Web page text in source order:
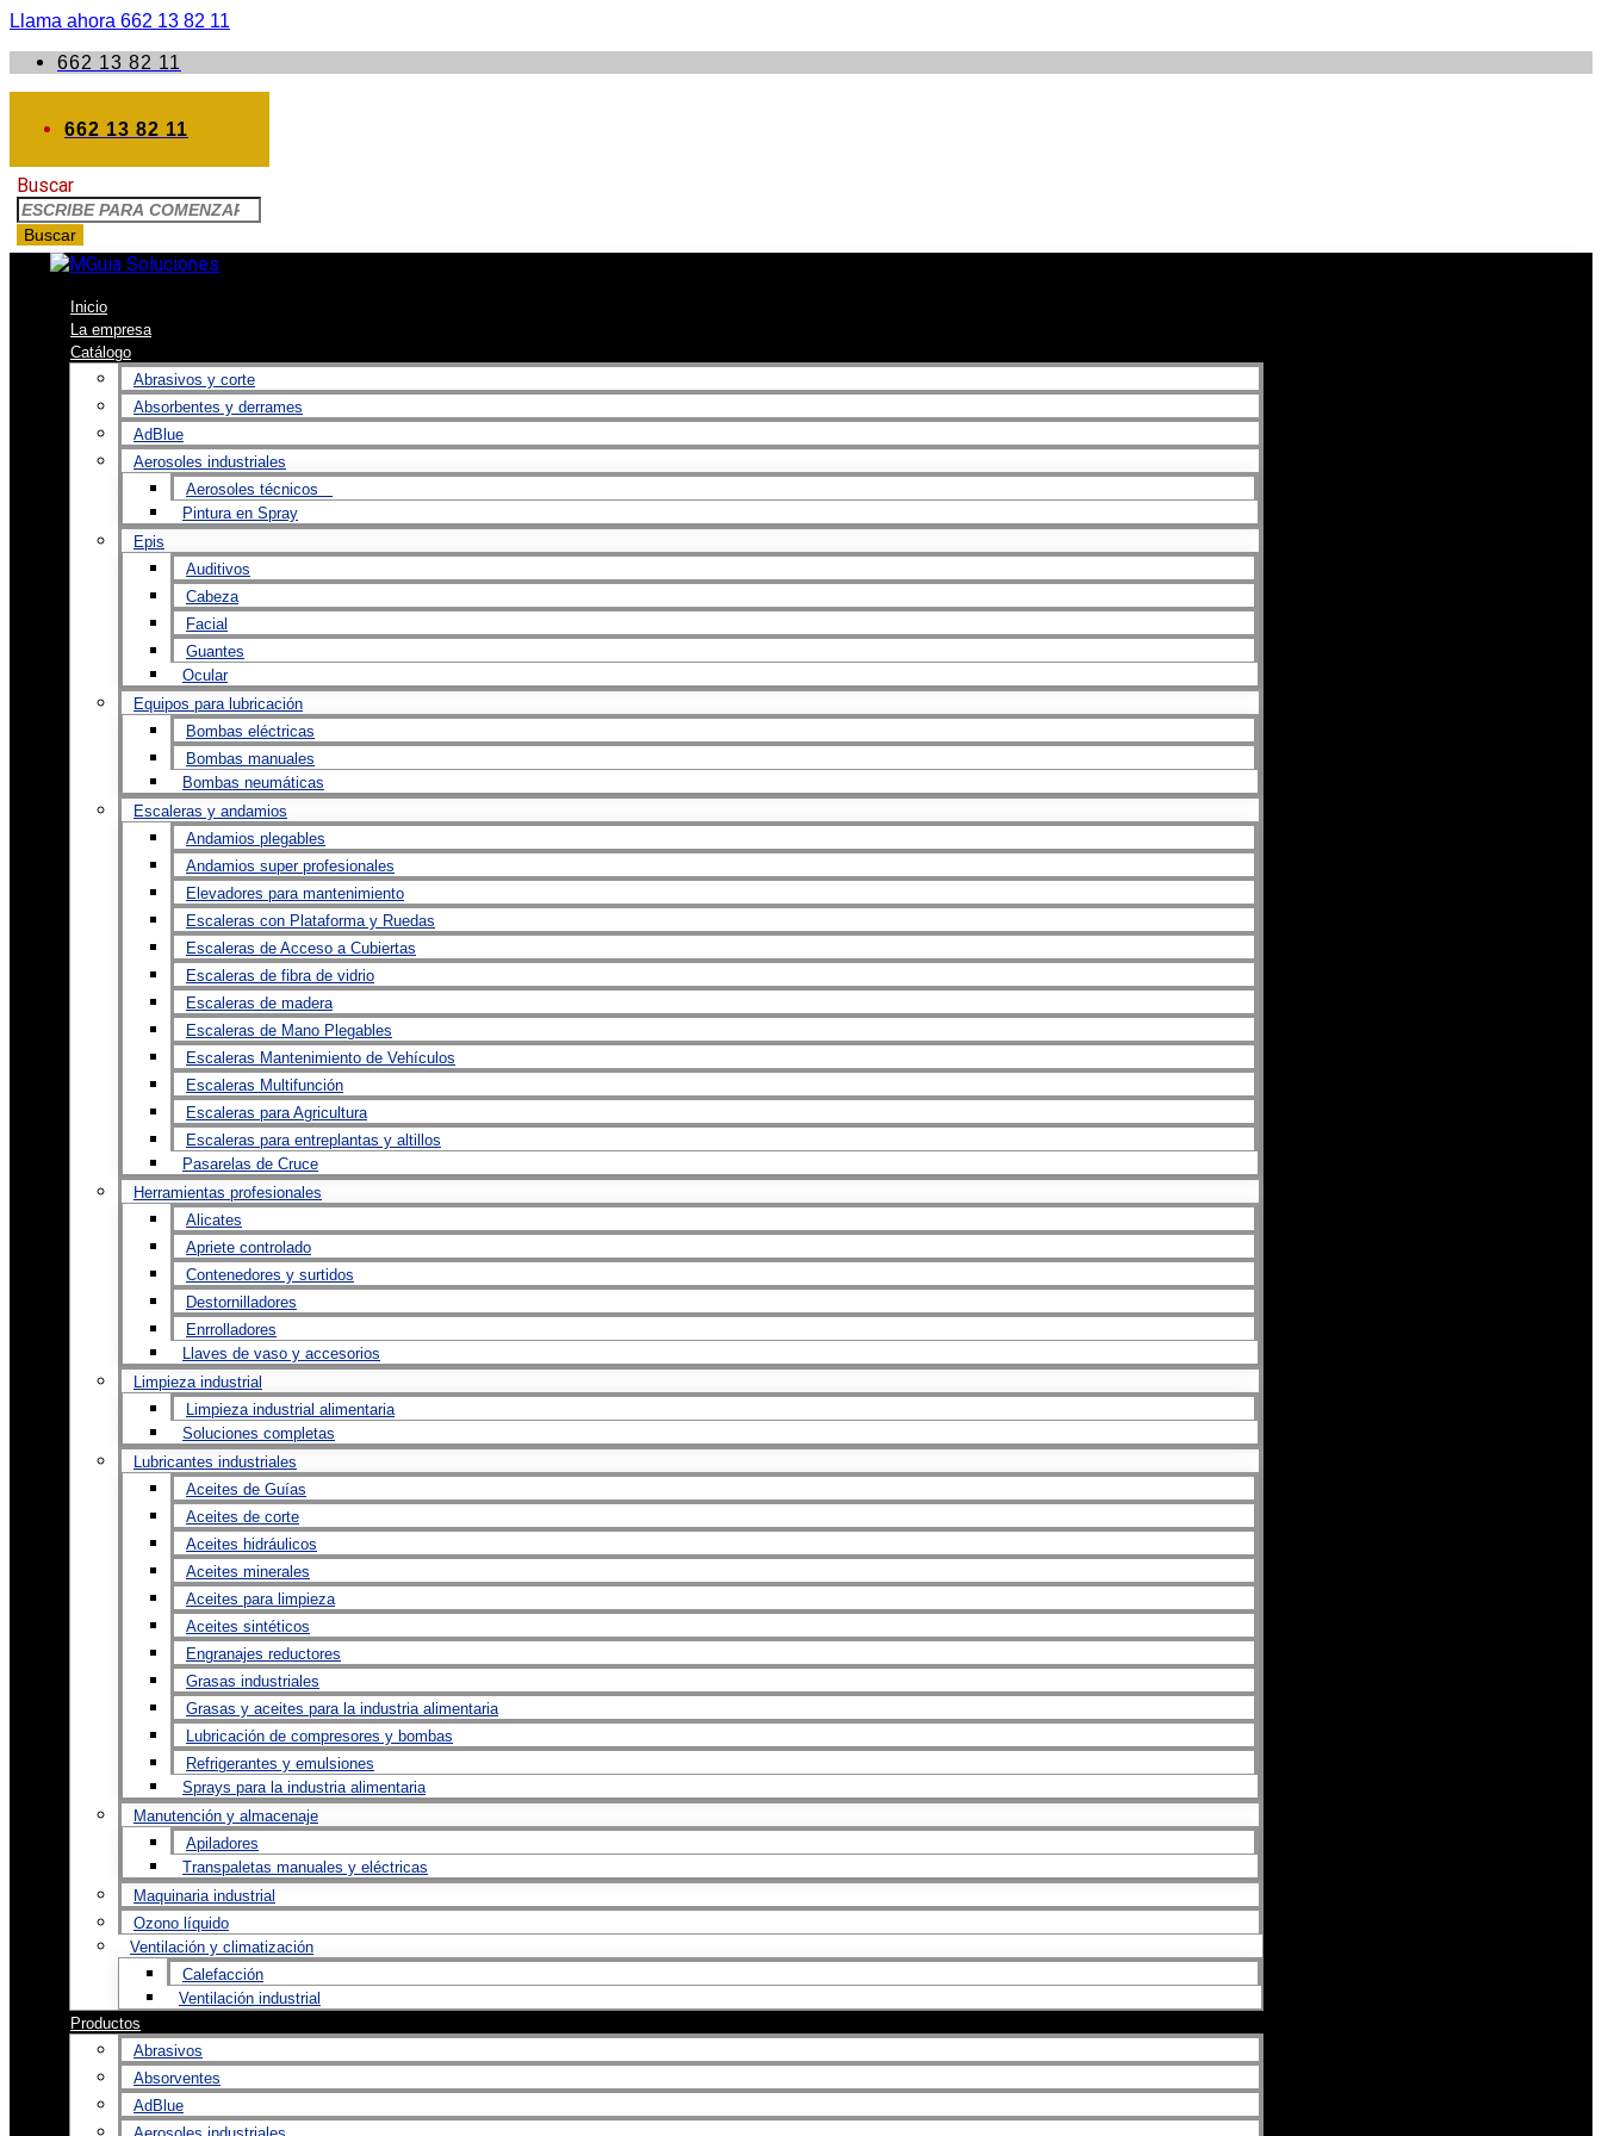
Llama ahora 662 13 82 11
662 13 82 11
662 13 82 11
Buscar
Buscar
Inicio
La empresa
Catálogo
Abrasivos y corte
Absorbentes y derrames
AdBlue
Aerosoles industriales
Aerosoles técnicos
Pintura en Spray
Epis
Auditivos
Cabeza
Facial
Guantes
Ocular
Equipos para lubricación
Bombas eléctricas
Bombas manuales
Bombas neumáticas
Escaleras y andamios
Andamios plegables
Andamios super profesionales
Elevadores para mantenimiento
Escaleras con Plataforma y Ruedas
Escaleras de Acceso a Cubiertas
Escaleras de fibra de vidrio
Escaleras de madera
Escaleras de Mano Plegables
Escaleras Mantenimiento de Vehículos
Escaleras Multifunción
Escaleras para Agricultura
Escaleras para entreplantas y altillos
Pasarelas de Cruce
Herramientas profesionales
Alicates
Apriete controlado
Contenedores y surtidos
Destornilladores
Enrrolladores
Llaves de vaso y accesorios
Limpieza industrial
Limpieza industrial alimentaria
Soluciones completas
Lubricantes industriales
Aceites de Guías
Aceites de corte
Aceites hidráulicos
Aceites minerales
Aceites para limpieza
Aceites sintéticos
Engranajes reductores
Grasas industriales
Grasas y aceites para la industria alimentaria
Lubricación de compresores y bombas
Refrigerantes y emulsiones
Sprays para la industria alimentaria
Manutención y almacenaje
Apiladores
Transpaletas manuales y eléctricas
Maquinaria industrial
Ozono líquido
Ventilación y climatización
Calefacción
Ventilación industrial
Productos
Abrasivos
Absorventes
AdBlue